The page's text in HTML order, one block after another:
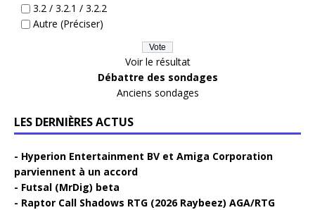
3.2 / 3.2.1 / 3.2.2
Autre (Préciser)
Voir le résultat
Débattre des sondages
Anciens sondages
LES DERNIÈRES ACTUS
Hyperion Entertainment BV et Amiga Corporation
parviennent à un accord
Futsal (MrDig) beta
Raptor Call Shadows RTG (2026 Raybeez) AGA/RTG